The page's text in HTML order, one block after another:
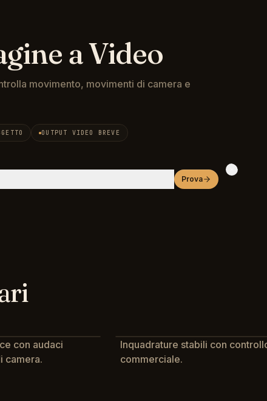
a Video
movimento, movimenti di camera e
OUTPUT VIDEO BREVE
Prova
con audaci
camera.
Inquadrature stabili con
commerciale.